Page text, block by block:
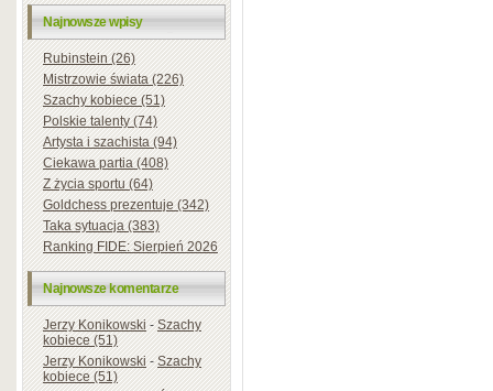
Najnowsze wpisy
Rubinstein (26)
Mistrzowie świata (226)
Szachy kobiece (51)
Polskie talenty (74)
Artysta i szachista (94)
Ciekawa partia (408)
Z życia sportu (64)
Goldchess prezentuje (342)
Taka sytuacja (383)
Ranking FIDE: Sierpień 2026
Najnowsze komentarze
Jerzy Konikowski-Szachy
kobiece (51)
Jerzy Konikowski-Szachy
kobiece (51)